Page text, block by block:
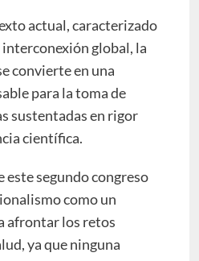
actual, caracterizado
global, la
convierte en una
para la toma de
sustentadas en rigor
científica.
este segundo congreso
como un
afrontar los retos
ya que ninguna